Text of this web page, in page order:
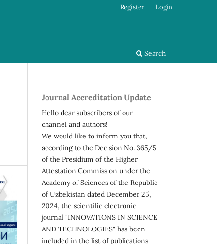
Search
Register Login
Journal Accreditation Update
Hello dear subscribers of our
channel and authors!
We would like to inform you that,
according to the Decision No. 365/5
of the Presidium of the Higher
Attestation Commission under the
Academy of Sciences of the Republic
of Uzbekistan dated December 25,
2024, the scientific electronic
journal "INNOVATIONS IN SCIENCE
AND TECHNOLOGIES" has been
included in the list of publications